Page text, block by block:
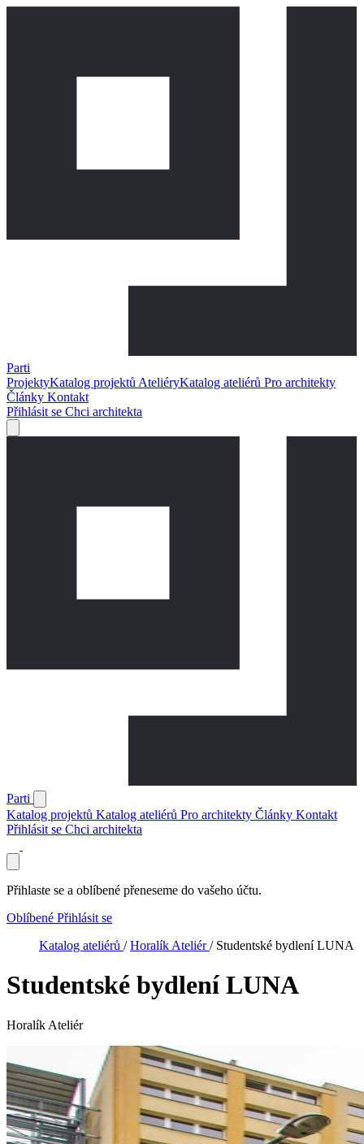
Parti
ProjektyKatalog projektů AteliéryKatalog ateliérů Pro architekty
Články Kontakt
Přihlásit se Chci architekta
Parti
Katalog projektů Katalog ateliérů Pro architekty Články Kontakt
Přihlásit se Chci architekta
Přihlaste se a oblíbené přeneseme do vašeho účtu.
Oblíbené Přihlásit se
Katalog ateliérů / Horalík Ateliér/ Studentské bydlení LUNA
Studentské bydlení LUNA
Horalík Ateliér